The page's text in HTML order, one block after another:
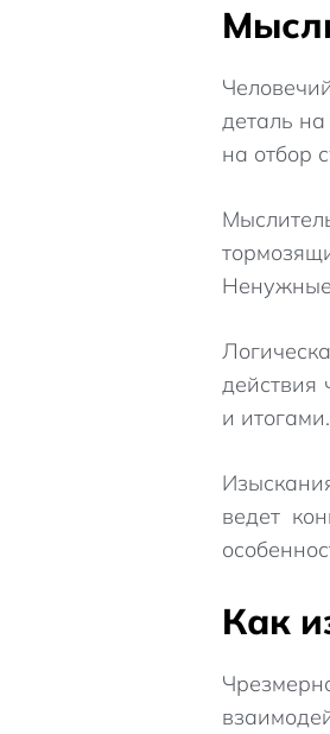
деталь
на отбор
действия
и итогами.
ведет
Как